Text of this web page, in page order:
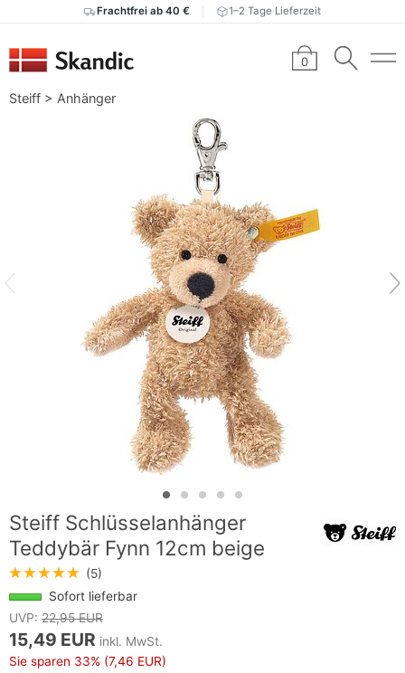
Frachtfrei ab 40 € 1–2 Tage Lieferzeit
0
Steiff > Anhänger
Steiff Schlüsselanhänger
Teddybär Fynn 12cm beige
★★★★★ (5)
Sofort lieferbar
UVP: 22,95 EUR
15,49 EUR inkl. MwSt.
Sie sparen 33% (7,46 EUR)